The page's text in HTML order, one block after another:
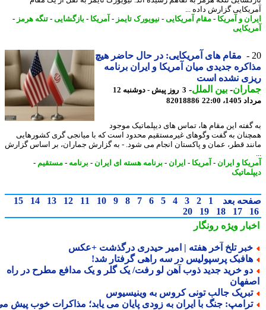
گزارش داده ...
و آمریکا- مقام آمریکایی-نیویورک تایمز-آمریکا- بازگشایی-تنگه هرمز-
مقام های آمریکایی: در حال حاضر هیچ
جدیدی میان آمریکا و ایران برنامه
نشده است
- بین الملل-
3 روز پیش - دوشنبه 12
22:00
82018886
این مقام ها، تماس های دیپلماتیک موجود
به گفت وگوهای غیرمستقیم محدود است که با میانجی گری کشورهایی
قطر، عمان و پاکستان انجام می شود. - به گزارش جماران، بر اساس گزارش
و ایران - آمریکا- ایران - برنامه هسته ای ایران - برنامه -مستقیم-
بعد 1
2
3
4
5
6
7
8
9
10
11
12
13
14
15
17
18
19
20
ویژهرونگار
تلخ آخر هفته | امیر حیدری درگذشت +عکس
پرسپولیس در سه راهی گرفتار شد!
خرید جدید ذوب آهن لو رفت/ یک گلر و یک مدافع مطرح در راه
جالب تونی کروس به وینیسیوس
جنگ با ایران به زودی پایان می یابد؛ مذاکرات خوب پیش می